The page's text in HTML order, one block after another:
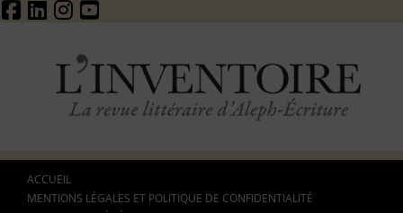
ACCUEIL
MENTIONS LÉGALES ET POLITIQUE DE CONFIDENTIALITÉ